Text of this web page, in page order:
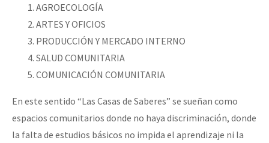
AGROECOLOGÍA
ARTES Y OFICIOS
PRODUCCIÓN Y MERCADO INTERNO
SALUD COMUNITARIA
COMUNICACIÓN COMUNITARIA
En este sentido “Las Casas de Saberes” se sueñan como
espacios comunitarios donde no haya discriminación, donde
la falta de estudios básicos no impida el aprendizaje ni la